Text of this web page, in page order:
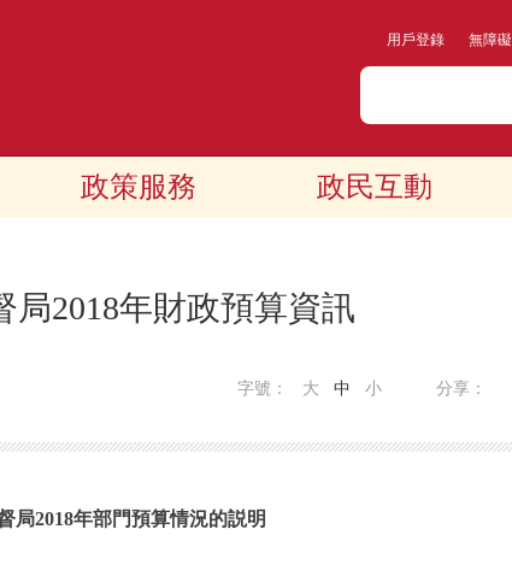
用戶登錄 無障礙
政策服務 政民互動
局2018年財政預算資訊
分享：
字號： 大 中 小
局2018年部門預算情況的説明